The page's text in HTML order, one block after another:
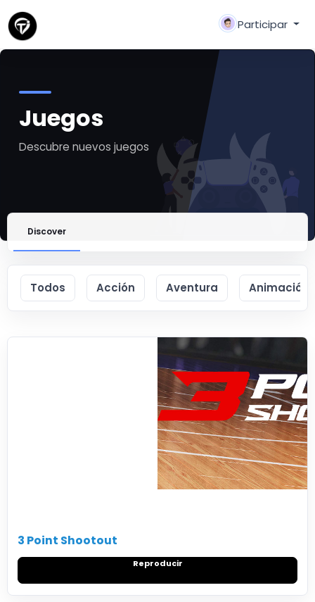
Participar
Juegos
Descubre nuevos juegos
Discover
Todos Acción Aventura Animación
3 Point Shootout
Reproducir